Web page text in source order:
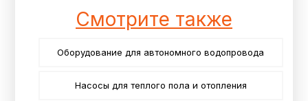
Смотрите также
Оборудование для автономного водопровода
Насосы для теплого пола и отопления